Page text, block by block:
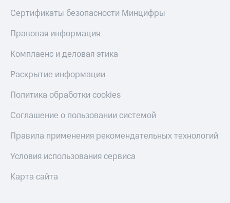
Сертификаты безопасности Минцифры
Правовая информация
Комплаенс и деловая этика
Раскрытие информации
Политика обработки cookies
Соглашение о пользовании системой
Правила применения рекомендательных технологий
Условия использования сервиса
Карта сайта